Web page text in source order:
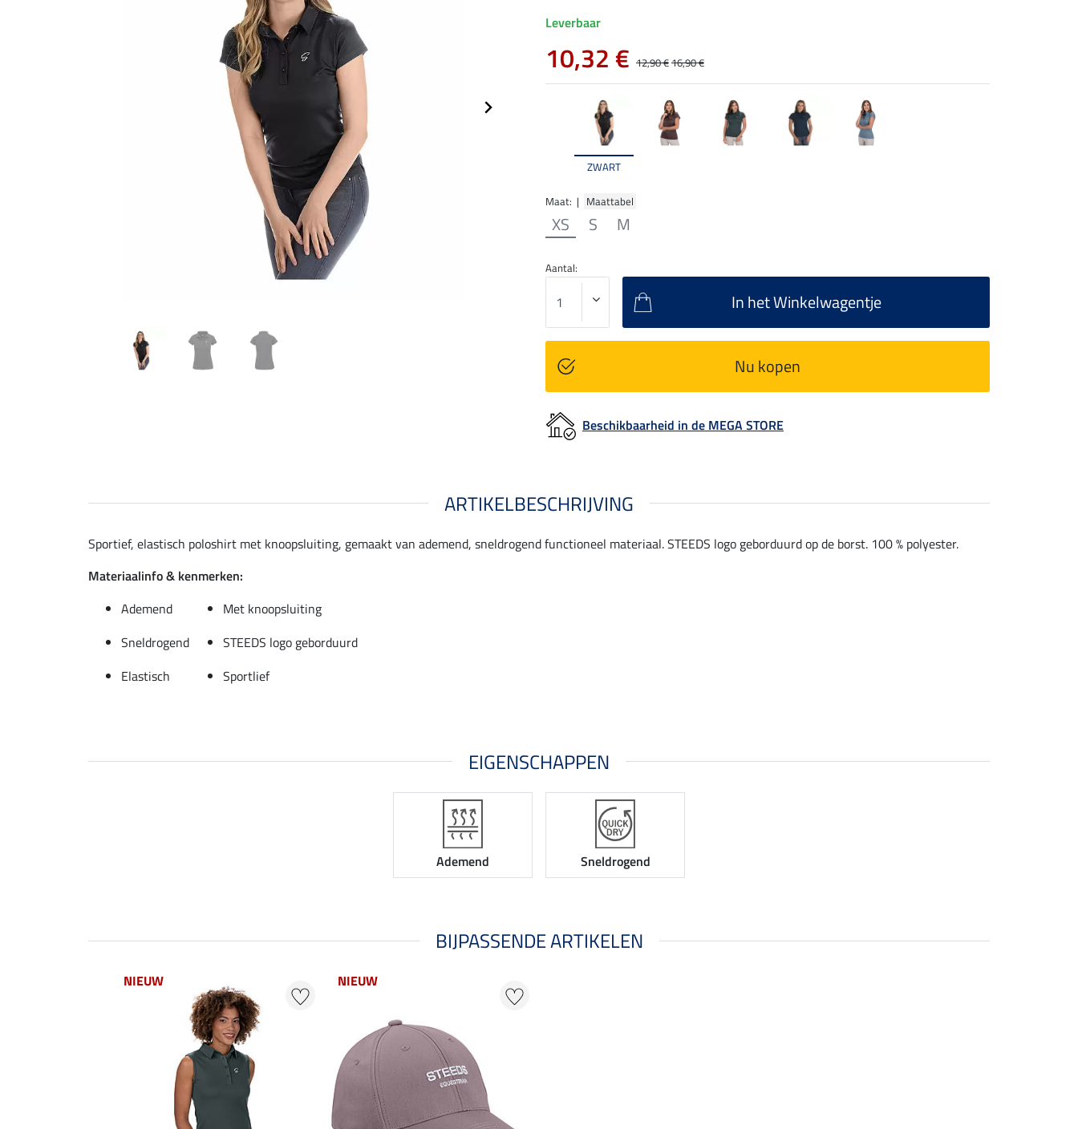
ZWART
Maat: | Maattabel
XS S M
Leverbaar
10,32 € 12,90 €16,90 €
Aantal:
In het Winkelwagentje
Nu kopen
Beschikbaarheid in de MEGA STORE
ARTIKELBESCHRIJVING
Sportief, elastisch poloshirt met knoopsluiting, gemaakt van ademend, sneldrogend functioneel materiaal. STEEDS logo geborduurd op de borst. 100 % polyester.
Materiaalinfo & kenmerken:
Ademend
Met knoopsluiting
Sneldrogend
STEEDS logo geborduurd
Elastisch
Sportlief
EIGENSCHAPPEN
Ademend Sneldrogend
BIJPASSENDE ARTIKELEN
NIEUW NIEUW